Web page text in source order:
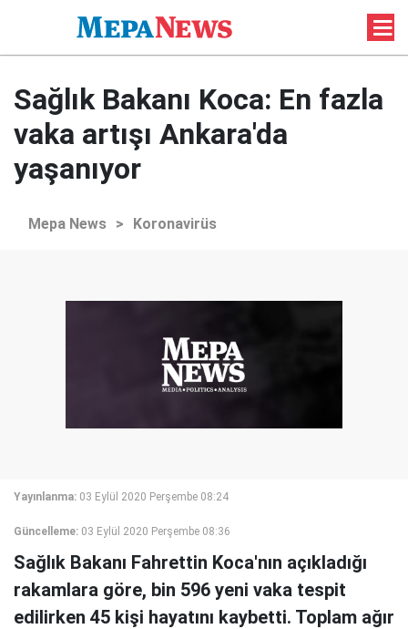
Sağlık Bakanı Koca: En fazla
vaka artışı Ankara'da
yaşanıyor
Mepa News > Koronavirüs
Yayınlanma: 03 Eylül 2020 Perşembe 08:24
Güncelleme: 03 Eylül 2020 Perşembe 08:36
Sağlık Bakanı Fahrettin Koca'nın açıkladığı
rakamlara göre, bin 596 yeni vaka tespit
edilirken 45 kişi hayatını kaybetti. Toplam ağır